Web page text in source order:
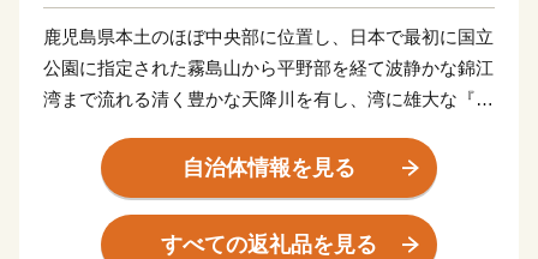
鹿児島県本土のほぼ中央部に位置し、日本で最初に国立
公園に指定された霧島山から平野部を経て波静かな錦江
湾まで流れる清く豊かな天降川を有し、湾に雄大な『桜
ら平野部まで温泉群等を有し、海、山、川、田園、温泉
など多彩で豊かな地域です。
自治体情報を見る
すべての返礼品を見る